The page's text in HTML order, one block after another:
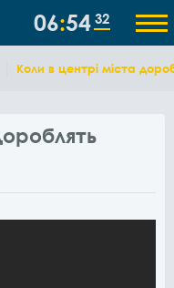
06 54 32
Коли в центрі міста